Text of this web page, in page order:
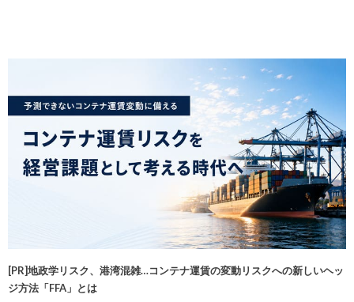
[PR]地政学リスク、港湾混雑…コンテナ運賃の変動リスクへの新しいヘッ
ジ方法「FFA」とは